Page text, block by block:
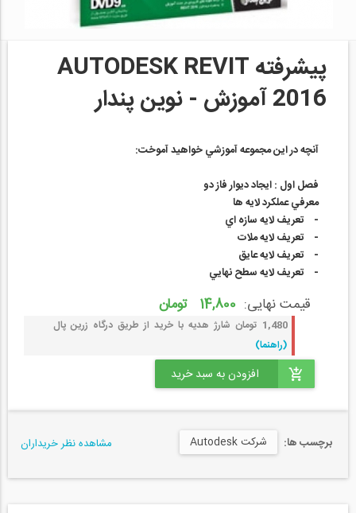
پيشرفتهAUTODESK REVIT
2016 آموزش - نوین پندار
آنچه در اين مجموعه آموزشي خواهيد آموخت:
فصل اول : ايجاد ديوار فاز دو
معرفي عملكرد لايه ها
- تعريف لايه سازه اي
- تعريف لايه ملات
- تعريف لايه عايق
- تعريف لايه سطح نهايي
قیمت نهایی: 14,800 تومان
1,480 تومان شارژ هدیه با خرید از طریق درگاه زرین پال
(راهنما)
برچسب ها: شرکت Autodesk مشاهده نظر خریداران